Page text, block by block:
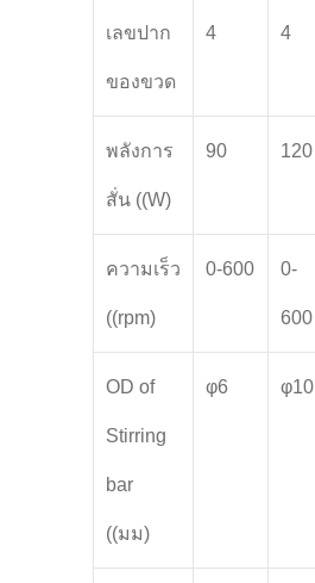
เลขปาก
ของขวด
4 4
พลังการ
สั่น ((W)
90 120
ความเร็ว
((rpm)
0-600 0-
600
OD of
Stirring
bar
((มม)
φ6 φ10